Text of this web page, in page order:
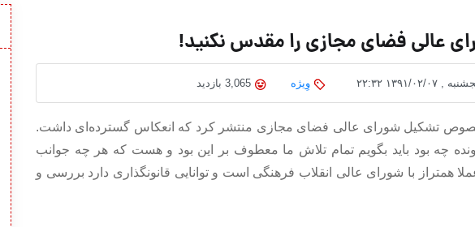
عالي فضاي مجازي را مقدس نكنيد!
, ۱۳۹۱/۰۲/۰۷ ۲۲:۳۲ وِیژه 3,065 بازدید
تشکیل شورای عالی فضای مجازی منتشر کرد که انعکاس گسترده‌ای داشت.
چه بود باید بگویم تمام تلاش ما معطوف بر این بود و هست که هر چه جوانب
همتراز با شورای عالی انقلاب فرهنگی است و توانایی قانونگذاری دارد بررسی و